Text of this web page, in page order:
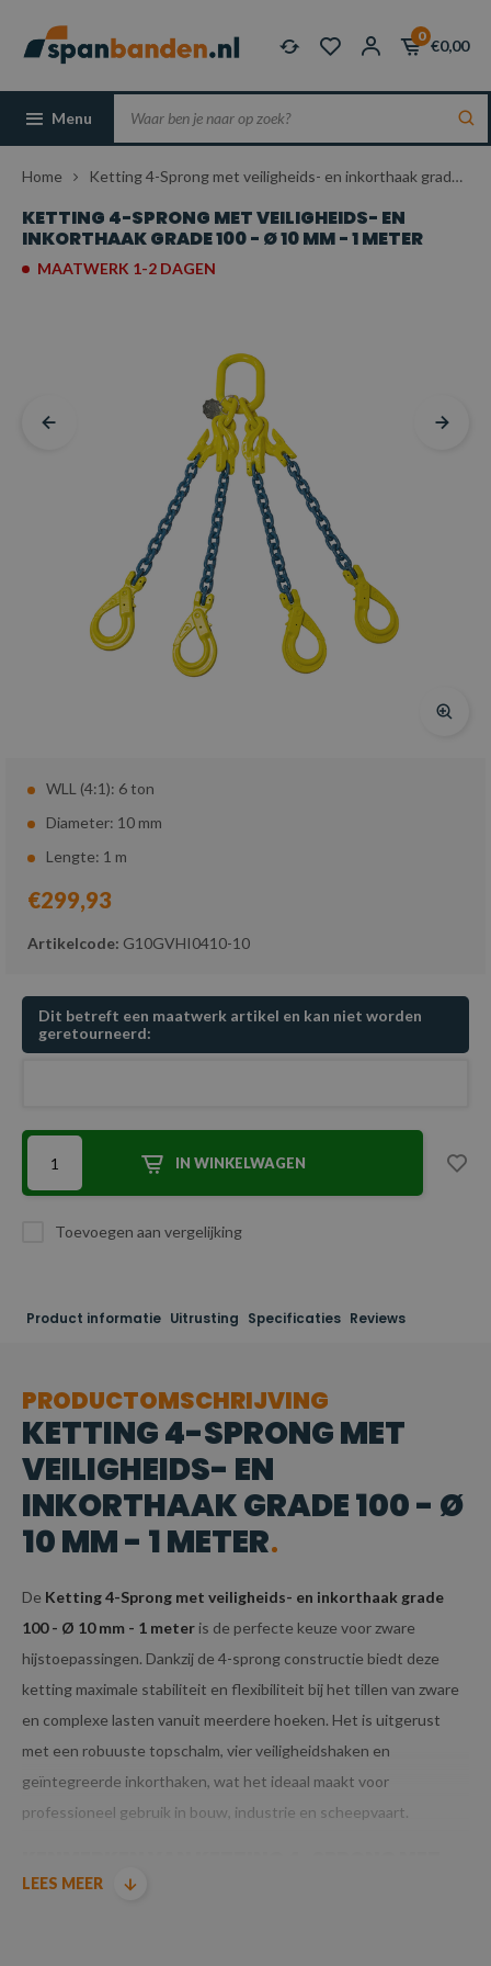
0
€0,00
Menu
Home Ketting 4-Sprong met veiligheids- en inkorthaak grade 100 - Ø 10 mm - 1 meter
KETTING 4-SPRONG MET VEILIGHEIDS- EN
INKORTHAAK GRADE 100 - Ø 10 MM - 1 METER
MAATWERK 1-2 DAGEN
WLL (4:1): 6 ton
Diameter: 10 mm
Lengte: 1 m
€299,93
Artikelcode: G10GVHI0410-10
Dit betreft een maatwerk artikel en kan niet worden
geretourneerd:
IN WINKELWAGEN
Toevoegen aan vergelijking
Product informatie Uitrusting Specificaties Reviews
PRODUCTOMSCHRIJVING
KETTING 4-SPRONG MET
VEILIGHEIDS- EN
INKORTHAAK GRADE 100 - Ø
10 MM - 1 METER
De Ketting 4-Sprong met veiligheids- en inkorthaak grade
100 - Ø 10 mm - 1 meteris de perfecte keuze voor zware
hijstoepassingen. Dankzij de 4-sprong constructie biedt deze
ketting maximale stabiliteit en flexibiliteit bij het tillen van zware
en complexe lasten vanuit meerdere hoeken. Het is uitgerust
met een robuuste topschalm, vier veiligheidshaken en
geïntegreerde inkorthaken, wat het ideaal maakt voor
professioneel gebruik in bouw, industrie en scheepvaart.
VEILIGHEIDS- EN INKORTHAAK GRADE 100 - Ø
LEES MEER